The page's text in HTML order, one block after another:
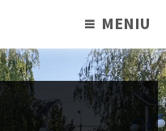
MENIU